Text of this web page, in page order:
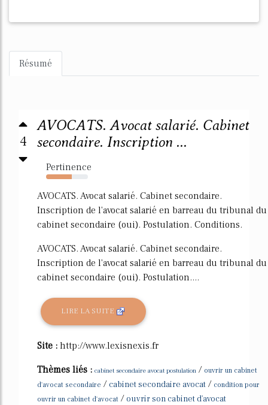
Résumé
4
AVOCATS. Avocat salarié. Cabinet
secondaire. Inscription ...
Pertinence
61%
AVOCATS. Avocat salarié. Cabinet secondaire.
Inscription de l'avocat salarié en barreau du tribunal du
cabinet secondaire (oui). Postulation. Conditions.
AVOCATS. Avocat salarié. Cabinet secondaire.
Inscription de l'avocat salarié en barreau du tribunal du
cabinet secondaire (oui). Postulation....
LIRE LA SUITE
Site : http://www.lexisnexis.fr
Thèmes liés : cabinet secondaire avocat postulation / ouvrir un cabinet
d'avocat secondaire / cabinet secondaire avocat / condition pour
ouvrir un cabinet d'avocat / ouvrir son cabinet d'avocat